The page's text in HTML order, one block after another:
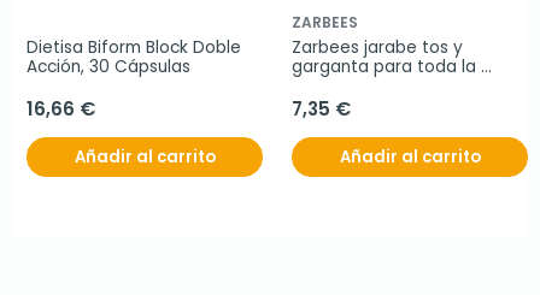
Dietisa Biform Block Doble
Acción, 30 Cápsulas
16,66 €
Añadir al carrito
ZARBEES
Zarbees jarabe tos y
garganta para toda la
7,35 €
Añadir al carrito